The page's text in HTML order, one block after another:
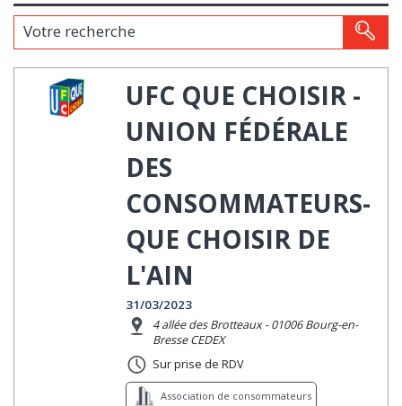
Votre recherche
UFC QUE CHOISIR -
UNION FÉDÉRALE
DES
CONSOMMATEURS-
QUE CHOISIR DE
L'AIN
31/03/2023
4 allée des Brotteaux - 01006 Bourg-en-
Bresse CEDEX
Sur prise de RDV
Association de consommateurs